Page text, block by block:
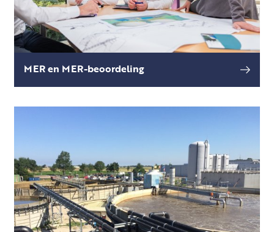
MER en MER-beoordeling
V van het Omgevingsbesluit moet een MER